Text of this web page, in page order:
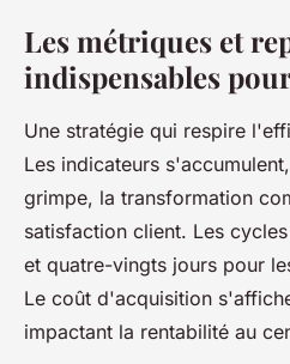
Les métriques et
indispensables
Une stratégie qui respire
Les indicateurs
grimpe, la transformation
satisfaction client. Les
et quatre-vingts jours pour
Le coût d'acquisition
impactant la rentabilité au